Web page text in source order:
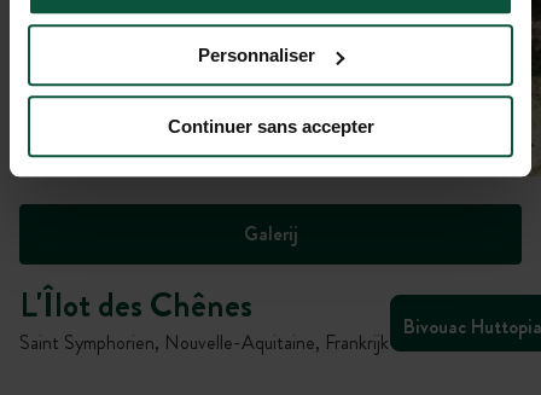
Personnaliser
Continuer sans accepter
Galerij
L'Îlot des Chênes
Saint Symphorien, Nouvelle-Aquitaine, Frankrijk
Bivouac